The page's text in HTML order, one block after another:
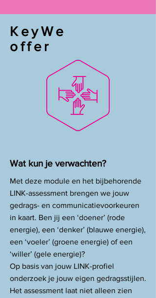
KeyWe
offer
Wat kun je verwachten?
Met deze module en het bijbehorende
LINK-assessment brengen we jouw
gedrags- en communicatievoorkeuren
in kaart. Ben jij een ‘doener’ (rode
energie), een ‘denker’ (blauwe energie),
een ‘voeler’ (groene energie) of een
‘willer’ (gele energie)?
Op basis van jouw LINK-profiel
onderzoek je jouw eigen gedragsstijlen.
Het assessment laat niet alleen zien